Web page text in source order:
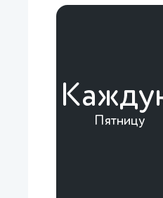
Пятницу